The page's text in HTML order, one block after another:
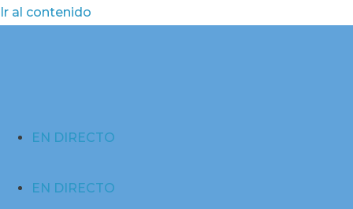
Ir al contenido
EN DIRECTO
EN DIRECTO